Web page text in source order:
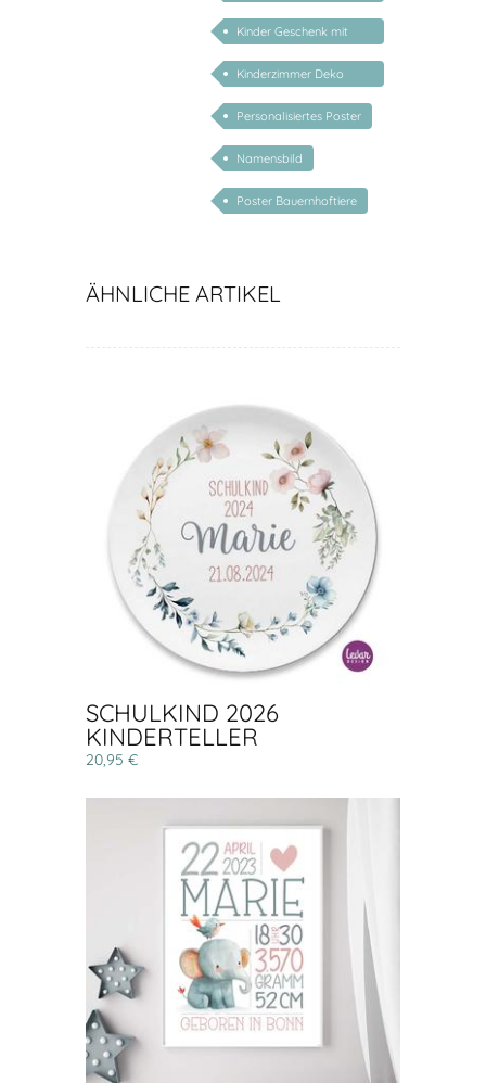
Geschenke für Kinder
Kinder Geschenk mit
Namen
Kinderzimmer Deko
Geschenk
Personalisiertes Poster
Namensbild
Poster Bauernhoftiere
ÄHNLICHE ARTIKEL
SCHULKIND 2026
KINDERTELLER
20,95 €